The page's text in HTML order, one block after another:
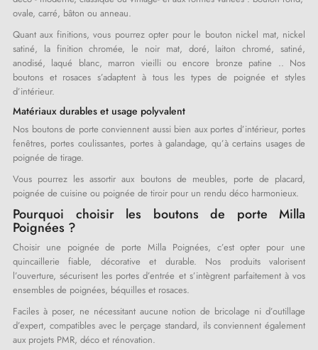
ovale, carré, bâton ou anneau.
Quant aux finitions, vous pourrez opter pour le bouton nickel mat, nickel
satiné, la finition chromée, le noir mat, doré, laiton chromé, satiné,
anodisé, laqué blanc, marron vieilli ou encore bronze patine .. Nos
boutons et rosaces s’adaptent à tous les types de poignée et styles
d’intérieur.
Matériaux durables et usage polyvalent
Nos boutons de porte conviennent aussi bien aux portes d’intérieur, portes
fenêtres, portes coulissantes, portes à galandage, qu’à certains usages de
poignée de tirage.
Vous pourrez les assortir aux boutons de meubles, porte de placard,
poignée de cuisine ou poignée de tiroir pour un rendu déco harmonieux.
Pourquoi choisir les boutons de porte Milla
Poignées ?
Choisir une poignée de porte Milla Poignées, c’est opter pour une
quincaillerie fiable, décorative et durable. Nos produits valorisent
l’ouverture, sécurisent les portes d’entrée et s’intègrent parfaitement à vos
ensembles de poignées, béquilles et rosaces.
Faciles à poser, ne nécessitant aucune notion de bricolage ni d’outillage
d’expert, compatibles avec le perçage standard, ils conviennent également
aux projets PMR, déco et rénovation.